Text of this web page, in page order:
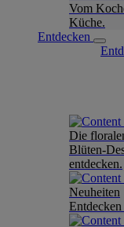
Vom
Küche.
Entdecken
Die
Blüten-
entdecken.
Neuheiten